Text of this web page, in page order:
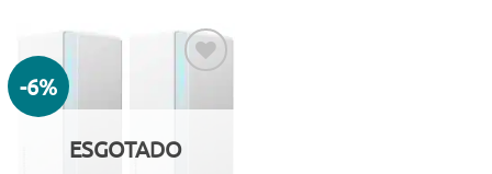
-6%
aos meus
ESGOTADO